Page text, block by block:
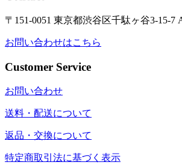
〒151-0051 東京都渋谷区千駄ヶ谷3-15-7
お問い合わせはこちら
Customer Service
お問い合わせ
送料・配送について
返品・交換について
特定商取引法に基づく表示